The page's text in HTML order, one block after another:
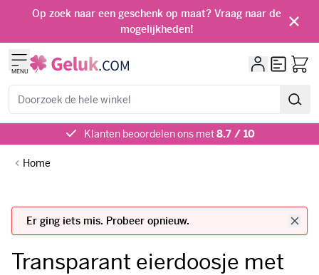
Ga naar de inhoud
Op zoek naar een geschenk op maat? Vraag naar de
mogelijkheden!
MENU
Offerte
Klanten beoordelen ons met8.7 / 10
Home
Transparant eierdoosje met
paaseitjes